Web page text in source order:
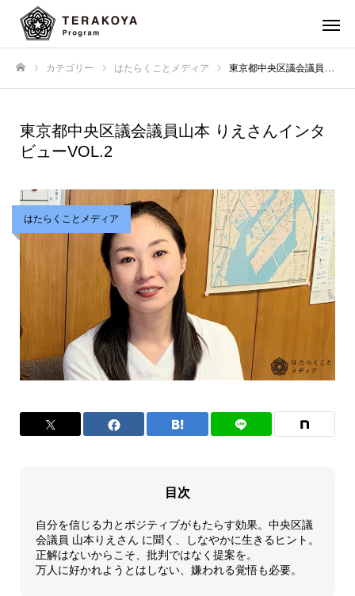
カテゴリー はたらくことメディア 東京都中央区議会議員山本 りえさんインタビューVOL.2
東京都中央区議会議員山本 りえさんインタ
ビューVOL.2
はたらくことメディア
目次
自分を信じる力とポジティブがもたらす効果。中央区議
会議員 山本りえさん に聞く、しなやかに生きるヒント。
正解はないからこそ、批判ではなく提案を。
万人に好かれようとはしない、嫌われる覚悟も必要。